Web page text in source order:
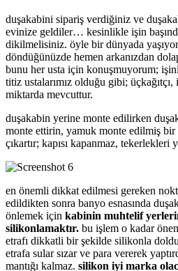
duşakabini sipariş verdiğiniz ve
evinize geldiler… kesinlikle işin
dikilmelisiniz. öyle bir dünyada
döndüğünüzde hemen arkanızdan
bunu her usta için konuşmuyorum;
titiz ustalarımız olduğu gibi;
miktarda mevcuttur.
duşakabin yerine monte edilirken
monte ettirin, yamuk monte edilmiş bir
çıkartır; kapısı kapanmaz, tekerlekleri
en önemli dikkat edilmesi gereken
edildikten sonra banyo esnasında
önlemek için kabinin muhtelif
silikonlamaktır. bu işlem o kadar
etrafı dikkatli bir şekilde silikonla
etrafa sular sızar ve para vererek
mantığı kalmaz. silikon iyi marka